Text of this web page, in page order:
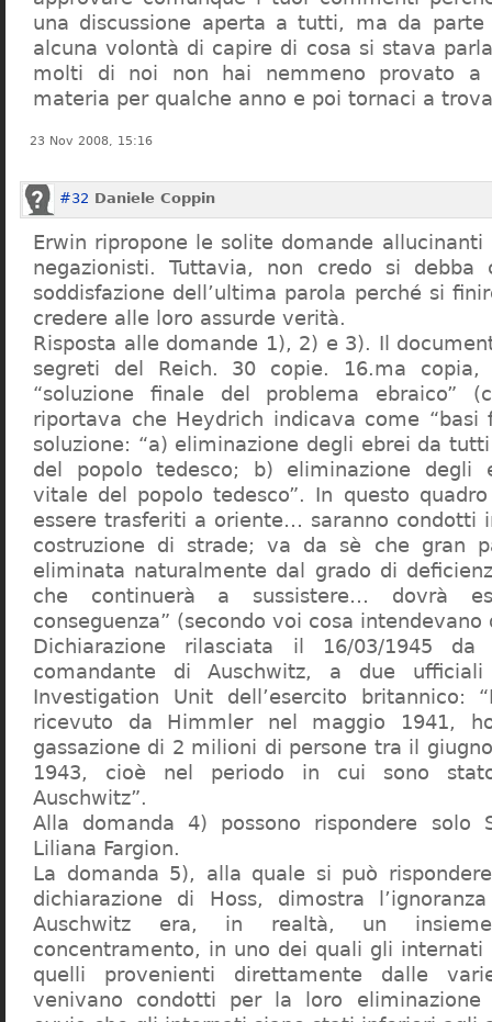
una discussione aperta a tutti, ma da parte
alcuna volontà di capire di cosa si stava
molti di noi non hai nemmeno provato a
materia per qualche anno e poi tornaci a
23 Nov 2008, 15:16
#32 Daniele Coppin
Erwin ripropone le solite domande
negazionisti. Tuttavia, non credo si debba
soddisfazione dell’ultima parola perché si
credere alle loro assurde verità.
Risposta alle domande 1), 2) e 3). Il
segreti del Reich. 30 copie. 16.ma copia,
“soluzione finale del problema ebraico”
riportava che Heydrich indicava come “basi
soluzione: “a) eliminazione degli ebrei da
del popolo tedesco; b) eliminazione degli
vitale del popolo tedesco”. In questo
essere trasferiti a oriente… saranno condotti
costruzione di strade; va da sè che gran
eliminata naturalmente dal grado di
che continuerà a sussistere… dovrà
conseguenza” (secondo voi cosa intendevano
Dichiarazione rilasciata il 16/03/1945
comandante di Auschwitz, a due
Investigation Unit dell’esercito britannico:
ricevuto da Himmler nel maggio 1941,
gassazione di 2 milioni di persone tra il
1943, cioè nel periodo in cui sono
Auschwitz”.
Alla domanda 4) possono rispondere solo
Liliana Fargion.
La domanda 5), alla quale si può
dichiarazione di Hoss, dimostra
Auschwitz era, in realtà, un
concentramento, in uno dei quali gli
quelli provenienti direttamente dalle
venivano condotti per la loro eliminazione